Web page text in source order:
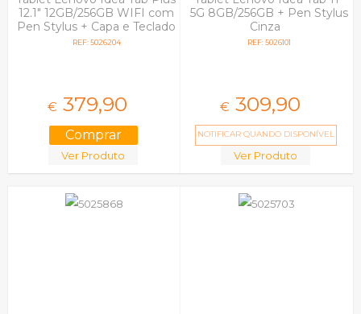
12.1" 12GB/256GB WIFI com
Pen Stylus + Capa e Teclado
Cinza
REF: 5026204
€ 379,90
Ver Produto
5G 8GB/256GB + Pen Stylus
Cinza
REF: 5026101
€ 309,90
NOTIFICAR QUANDO DISPONÍVEL
Ver Produto